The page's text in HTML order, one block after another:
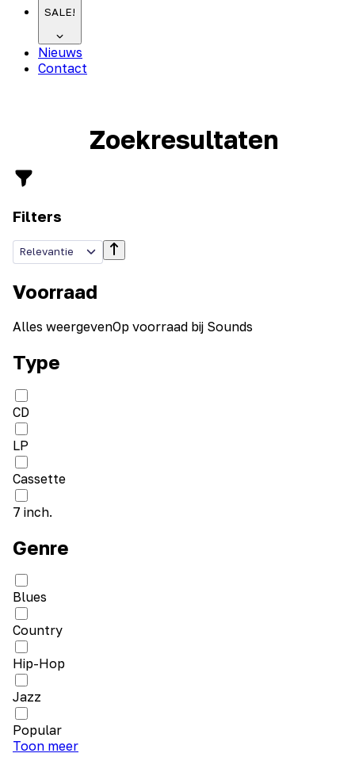
SALE!
Nieuws
Contact
Zoekresultaten
Filters
Relevantie
Voorraad
Alles weergevenOp voorraad bij Sounds
Type
CD
LP
Cassette
7 inch.
Genre
Blues
Country
Hip-Hop
Jazz
Popular
Toon meer